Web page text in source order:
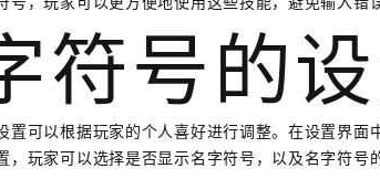
符号的
置可以根据玩家的个人喜好进行调整。在设置界面
，玩家可以选择是否显示名字符号，以及名字符号